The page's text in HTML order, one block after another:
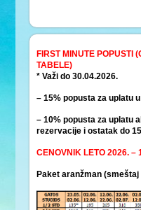
FIRST MINUTE POPUSTI
TABELE)
* Važi do 30.04.2026.
– 15% popusta za uplatu
– 10% popusta za uplatu
rezervacije i ostatak do
CENOVNIK LETO 2026. –
Paket aranžman